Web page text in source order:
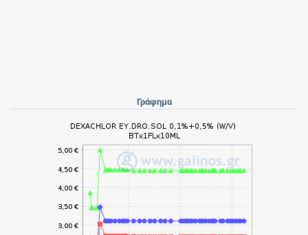
Γράφημα